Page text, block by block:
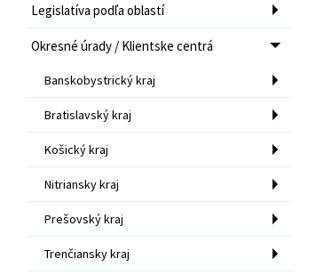
Legislatíva podľa oblastí
Okresné úrady / Klientske centrá
Banskobystrický kraj
Bratislavský kraj
Košický kraj
Nitriansky kraj
Prešovský kraj
Trenčiansky kraj